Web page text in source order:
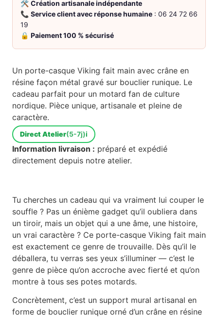
🛠️ Création artisanale indépendante
📞 Service client avec réponse humaine : 06 24 72 66
19
🔒 Paiement 100 % sécurisé
Un porte-casque Viking fait main avec crâne en
résine façon métal gravé sur bouclier runique. Le
cadeau parfait pour un motard fan de culture
nordique. Pièce unique, artisanale et pleine de
caractère.
Direct Atelier(5-7j)i
Information livraison : préparé et expédié
directement depuis notre atelier.
Tu cherches un cadeau qui va vraiment lui couper le
souffle ? Pas un énième gadget qu’il oubliera dans
un tiroir, mais un objet qui a une âme, une histoire,
un vrai caractère ? Ce porte-casque Viking fait main
est exactement ce genre de trouvaille. Dès qu’il le
déballera, tu verras ses yeux s’illuminer — c’est le
genre de pièce qu’on accroche avec fierté et qu’on
montre à tous ses potes motards.
Concrètement, c’est un support mural artisanal en
forme de bouclier runique orné d’un crâne en résine